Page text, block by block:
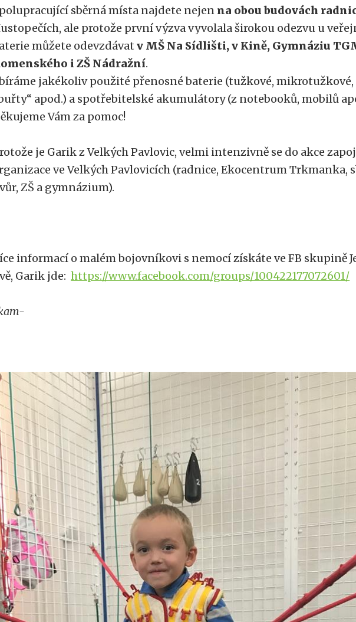
sběrná místa najdete nejen na obou budovách
ale protože první výzva vyvolala širokou odezvu u
můžete odevzdávatv MŠ Na Sídlišti, v Kině, Gymnáziu
i ZŠ Nádražní.
jakékoliv použité přenosné baterie (tužkové, mikrotužkové,
apod.) a spotřebitelské akumulátory (z notebooků, mobilů
Vám za pomoc!
je Garik z Velkých Pavlovic, velmi intenzivně se do akce
ve Velkých Pavlovicích (radnice, Ekocentrum Trkmanka,
ZŠ a gymnázium).
informací o malém bojovníkovi s nemocí získáte ve FB skupině
Garik jde:https://www.facebook.com/groups/100422177072601/